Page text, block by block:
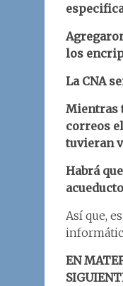
los
La CNA
Mientras
correos
tuvieran
Habrá
Así que,
EN